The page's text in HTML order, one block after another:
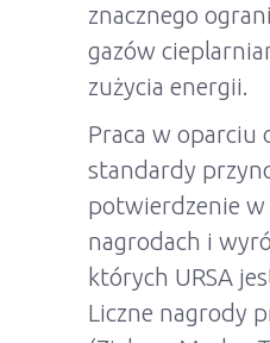
znacznego
gazów
zużycia energii.
Praca w oparciu
standardy
potwierdzenie w
nagrodach i
których URSA
Liczne nagrody